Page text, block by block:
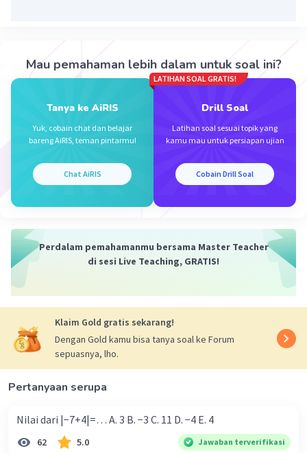
(n+1)!= 12 . n!/(2.1)
(n+1).n!/n! = 6
n = 5
maka
C(3n, 2) = C(15, 2)
= 15!/(2! . 13!)
= 105
Beri Rating ·0.0(0) Balas
Mau pemahaman lebih dalam untuk soal ini?
Tanya ke AiRIS
Yuk, cobain chat dan belajar
bareng AiRIS, teman pintarmu!
Chat AiRIS
LATIHAN SOAL GRATIS!
Drill Soal
Latihan soal sesuai topik yang
kamu mau untuk persiapan ujian
Cobain Drill Soal
Perdalam pemahamanmu bersama Master Teacher
di sesi Live Teaching, GRATIS!
Klaim Gold gratis sekarang!
Dengan Gold kamu bisa tanya soal ke Forum
sepuasnya, lho.
Pertanyaan serupa
Nilai dari |−7+4|=… A. 3 B. −3 C. 11 D. −4 E. 4
62 5.0 Jawaban terverifikasi